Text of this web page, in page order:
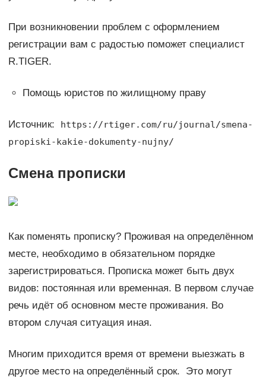
При возникновении проблем с оформлением
регистрации вам с радостью поможет специалист
R.TIGER.
Помощь юристов по жилищному праву
Источник:
https://rtiger.com/ru/journal/smena-
propiski-kakie-dokumenty-nujny/
Смена прописки
Как поменять прописку? Проживая на определённом
месте, необходимо в обязательном порядке
зарегистрироваться. Прописка может быть двух
видов: постоянная или временная. В первом случае
речь идёт об основном месте проживания. Во
втором случая ситуация иная.
Многим приходится время от времени выезжать в
другое место на определённый срок. Это могут